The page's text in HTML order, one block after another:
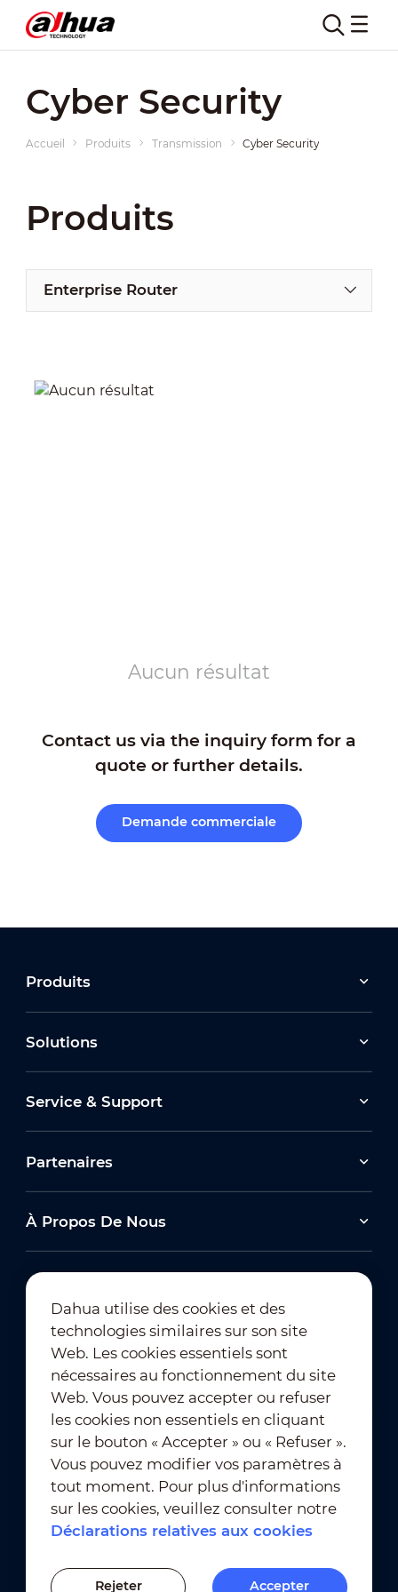
Cyber Security
Accueil Produits Transmission Cyber Security
Produits
Enterprise Router
Aucun résultat
Contact us via the inquiry form for a
quote or further details.
Demande commerciale
Produits
Solutions
Service & Support
Partenaires
À Propos De Nous
Abonnement à la newsletter
Conditions d'utilisation
｜
Conformité en matière de confidentialité
Paramètres des cookies
Dahua utilise des cookies et des
technologies similaires sur son site
Web. Les cookies essentiels sont
nécessaires au fonctionnement du site
Web. Vous pouvez accepter ou refuser
les cookies non essentiels en cliquant
sur le bouton « Accepter » ou « Refuser ».
Vous pouvez modifier vos paramètres à
tout moment. Pour plus d'informations
sur les cookies, veuillez consulter notre
Déclarations relatives aux cookies
Rejeter Accepter